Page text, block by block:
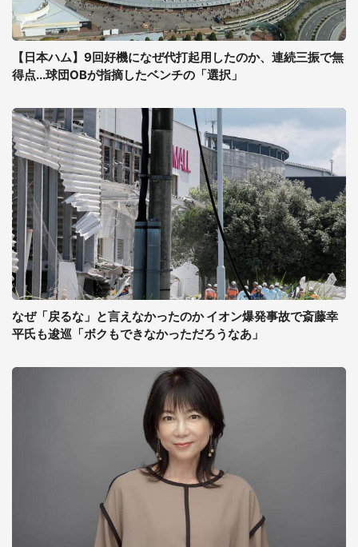
【日本ハム】9回好機になぜ代打起用したのか、連続三振で無
得点...球団OBが指摘したベンチの「選択」
なぜ「戻るな」と言えなかったのか イオン爆発事故で斎藤幸
平氏も逡巡「ボクもできなかっただろうなあ」